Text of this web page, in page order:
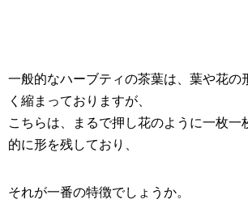
一般的なハーブティの茶葉は、葉や花の
く縮まっておりますが、
こちらは、まるで押し花のように一枚一
的に形を残しており、
それが一番の特徴でしょうか。